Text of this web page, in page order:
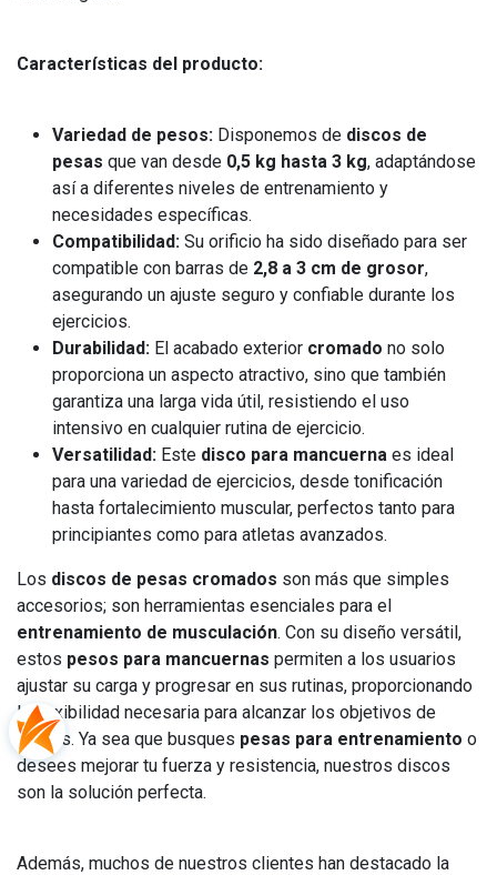
Características del producto:
Variedad de pesos: Disponemos de discos de
pesas que van desde 0,5 kg hasta 3 kg, adaptándose
así a diferentes niveles de entrenamiento y
necesidades específicas.
Compatibilidad: Su orificio ha sido diseñado para ser
compatible con barras de 2,8 a 3 cm de grosor,
asegurando un ajuste seguro y confiable durante los
ejercicios.
Durabilidad: El acabado exterior cromado no solo
proporciona un aspecto atractivo, sino que también
garantiza una larga vida útil, resistiendo el uso
intensivo en cualquier rutina de ejercicio.
Versatilidad: Este disco para mancuerna es ideal
para una variedad de ejercicios, desde tonificación
hasta fortalecimiento muscular, perfectos tanto para
principiantes como para atletas avanzados.
Los discos de pesas cromados son más que simples
accesorios; son herramientas esenciales para el
entrenamiento de musculación. Con su diseño versátil,
estos pesos para mancuernas permiten a los usuarios
ajustar su carga y progresar en sus rutinas, proporcionando
la flexibilidad necesaria para alcanzar los objetivos de
fitness. Ya sea que busques pesas para entrenamiento o
desees mejorar tu fuerza y resistencia, nuestros discos
son la solución perfecta.
Además, muchos de nuestros clientes han destacado la